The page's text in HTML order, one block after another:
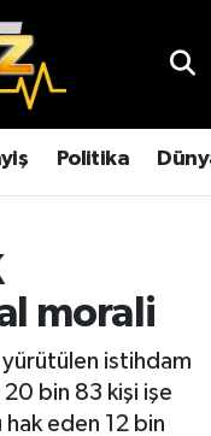
Politika
morali
yürütülen istihdam
20 bin 83 kişi işe
eden 12 bin
ve Fikstür